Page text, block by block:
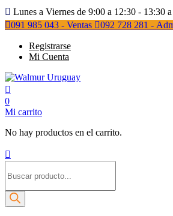
Lunes a Viernes de 9:00 a 12:30 - 13:30
091 985 043 - Ventas
092 728 281 -
Registrarse
Mi Cuenta
0
Mi carrito
No hay productos en el carrito.
de